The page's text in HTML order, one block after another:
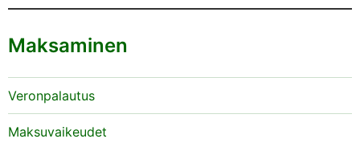
Maksaminen
Veronpalautus
Maksuvaikeudet